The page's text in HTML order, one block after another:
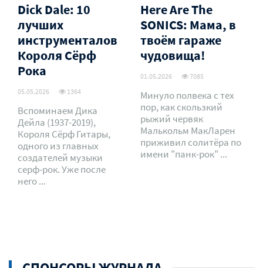
Dick Dale: 10
лучших
инструменталов
Короля Сёрф
Рока
05.05.2026 1364
Вспоминаем Дика
Дейла (1937-2019),
Короля Сёрф Гитары,
одного из главных
создателей музыки
серф-рок. Уже после
него ...
Here Are The
SONICS: Мама, в
твоём гараже
чудовища!
01.05.2026 7085
Минуло полвека с тех
пор, как скользкий
рыжий червяк
Малькольм МакЛарен
приживил солитёра по
имени "панк-рок" ...